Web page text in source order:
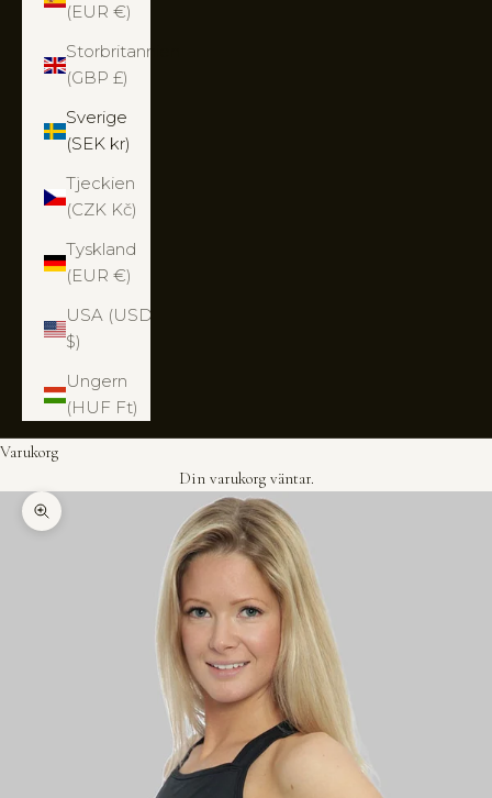
(EUR €)
Storbritannien
(GBP £)
Sverige
(SEK kr)
Tjeckien
(CZK Kč)
Tyskland
(EUR €)
USA (USD
$)
Ungern
(HUF Ft)
Varukorg
Din varukorg väntar.
Zooma